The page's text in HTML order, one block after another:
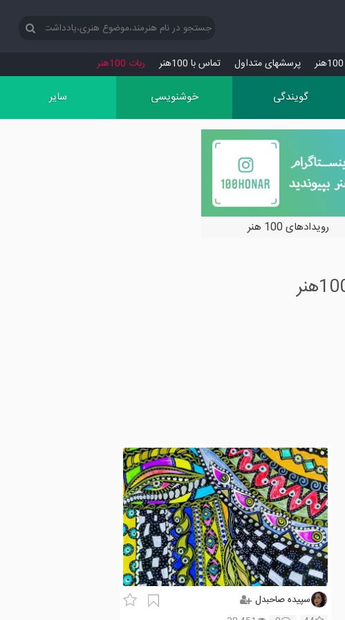
پرسش‏های متداول تماس با 100هنر ربات 100هنر
گویندگی خوشنویسی سایر
رویدادهای 100 هنر
سپیده صاحبدل